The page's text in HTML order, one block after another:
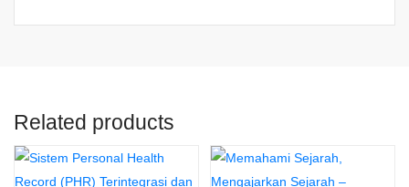
Related products